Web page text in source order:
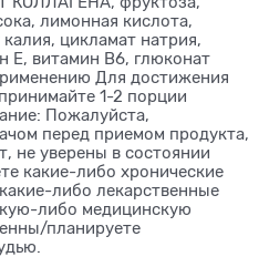
лимонная кислота,
цикламат натрия,
Е, витамин В6, глюконат
Для достижения
1-2 порции
Пожалуйста,
перед приемом продукта,
не уверены в состоянии
какие-либо хронические
либо лекарственные
либо медицинскую
планируете